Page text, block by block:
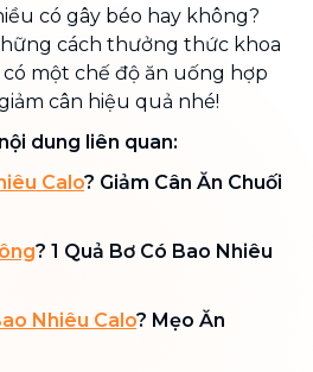
có gây béo hay không?
cách thưởng thức khoa
có một chế độ ăn uống hợp
cân hiệu quả nhé!
dung liên quan:
Calo? Giảm Cân Ăn Chuối
? 1 Quả Bơ Có Bao Nhiêu
Nhiêu Calo? Mẹo Ăn